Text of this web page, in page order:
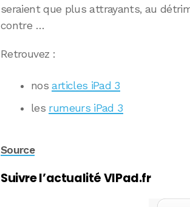
seraient que plus attrayants, au
contre …
Retrouvez :
nosarticles iPad 3
les rumeurs iPad 3
Source
Suivre l’actualité VIPad.fr